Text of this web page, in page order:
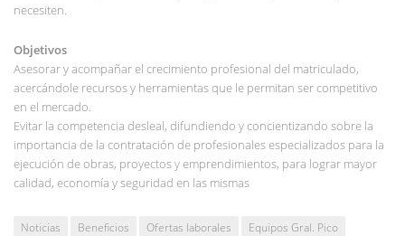
necesiten.
Objetivos
Asesorar y acompañar el crecimiento profesional del matriculado,
acercándole recursos y herramientas que le permitan ser competitivo
en el mercado.
Evitar la competencia desleal, difundiendo y concientizando sobre la
importancia de la contratación de profesionales especializados para la
ejecución de obras, proyectos y emprendimientos, para lograr mayor
calidad, economía y seguridad en las mismas
Noticias Beneficios Ofertas laborales
Equipos Gral. Pico